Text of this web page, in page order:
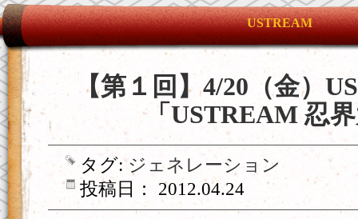
USTREAM
【第１回】4/20（金）
「USTREAM 忍
タグ:ジェネレーション
投稿日： 2012.04.24